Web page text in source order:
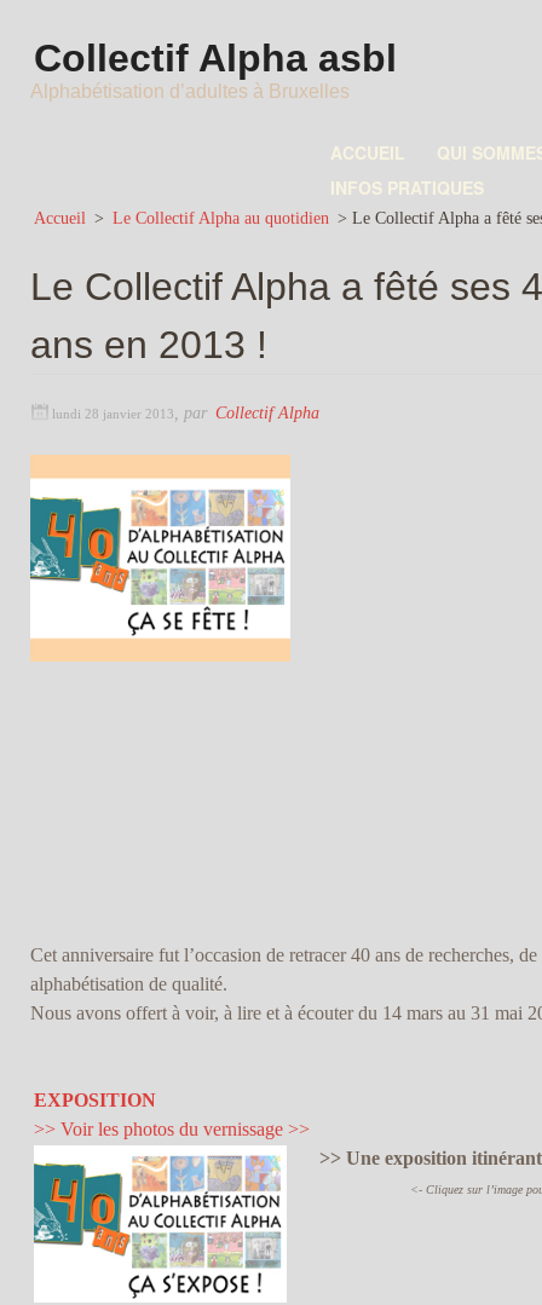
Collectif Alpha asbl
Alphabétisation d’adultes à Bruxelles
ACCUEIL
QUI
INFOS PRATIQUES
Accueil > Le Collectif Alpha au quotidien > Le Collectif Alpha a fêté
Le Collectif Alpha a fêté ses
ans en 2013 !
lundi 28 janvier 2013 par Collectif Alpha
Cet anniversaire fut l’occasion de retracer 40 ans de recherches,
alphabétisation de qualité.
Nous avons offert à voir, à lire et à écouter du 14 mars au 31 mai
EXPOSITION
>> Voir les photos du vernissage >>
>> Une exposition
<- Cliquez sur l’image